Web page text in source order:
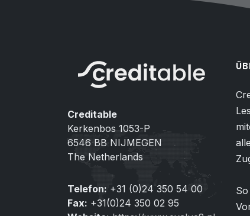
Creditable
Kerkenbos 1053-P
6546 BB NIJMEGEN
The Netherlands
Telefon: +31 (0)24 350 54 00
Fax: +31(0)24 350 02 95